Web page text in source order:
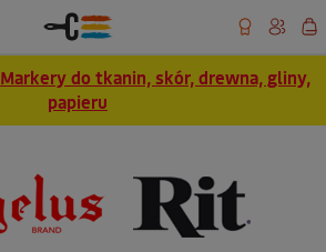
Markery do tkanin, skór, drewna, gliny,
papieru